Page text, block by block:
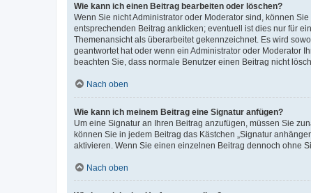
Wie kann ich einen Beitrag bearbeiten oder löschen?
Wenn Sie nicht Administrator oder Moderator sind, können
entsprechenden Beitrag anklicken; eventuell ist dies nur für
Themenansicht als überarbeitet gekennzeichnet. Es wird
geantwortet hat oder wenn ein Administrator oder Moderator
beachten Sie, dass normale Benutzer einen Beitrag nicht
Nach oben
Wie kann ich meinem Beitrag eine Signatur anfügen?
Um eine Signatur an Ihren Beitrag anzufügen, müssen Sie
können Sie in jedem Beitrag das Kästchen „Signatur
aktivieren. Wenn Sie einen einzelnen Beitrag dennoch ohne
Nach oben